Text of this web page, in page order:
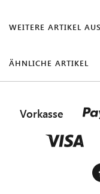
WEITERE ARTIKEL
ÄHNLICHE ARTIKEL
Vorkasse